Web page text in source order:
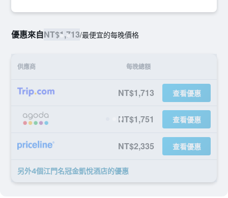
優惠來自NT$1,713/最便宜的每晚價格
供應商 每晚總額
NT$1,713 查看優惠
NT$1,751 查看優惠
NT$2,335 查看優惠
另外4個江門名冠金凱悅酒店​的優惠